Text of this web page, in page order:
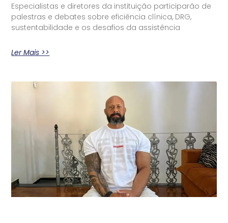
Especialistas e diretores da instituição participarão de
palestras e debates sobre eficiência clínica, DRG,
sustentabilidade e os desafios da assistência
Ler Mais >>